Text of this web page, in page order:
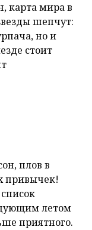
карта мира в
шепчут:
но и
стоит
плов в
привычек!
летом
приятного.